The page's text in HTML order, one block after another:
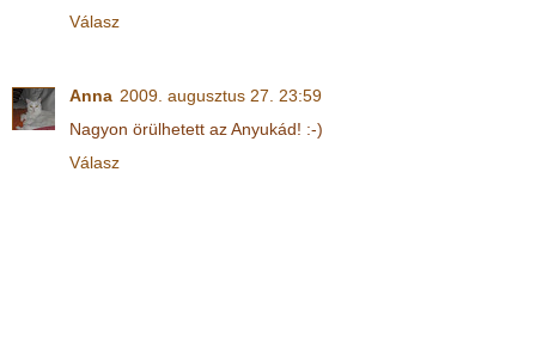
Válasz
Anna 2009. augusztus 27. 23:59
Nagyon örülhetett az Anyukád! :-)
Válasz